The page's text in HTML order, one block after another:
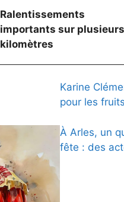
Ralentissements
importants sur plusieurs
kilomètres
Karine
pour les
À Arles, un
fête : des